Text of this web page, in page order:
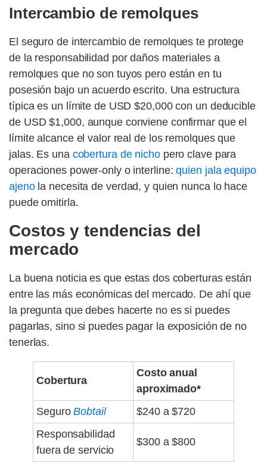
Intercambio de remolques
El seguro de intercambio de remolques te protege
de la responsabilidad por daños materiales a
remolques que no son tuyos pero están en tu
posesión bajo un acuerdo escrito. Una estructura
típica es un límite de USD $20,000 con un deducible
de USD $1,000, aunque conviene confirmar que el
límite alcance el valor real de los remolques que
jalas. Es una cobertura de nichopero clave para
operaciones power-only o interline:quien jala equipo
ajenola necesita de verdad, y quien nunca lo hace
puede omitirla.
Costos y tendencias del
mercado
La buena noticia es que estas dos coberturas están
entre las más económicas del mercado. De ahí que
la pregunta que debes hacerte no es si puedes
pagarlas, sino si puedes pagar la exposición de no
tenerlas.
Cobertura
Costo anual
aproximado*
SeguroBobtail
$240 a $720
Responsabilidad
fuera de servicio
$300 a $800